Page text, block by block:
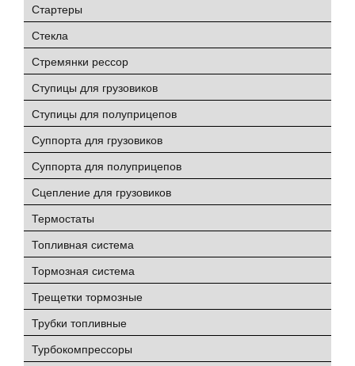
Стартеры
Стекла
Стремянки рессор
Ступицы для грузовиков
Ступицы для полуприцепов
Суппорта для грузовиков
Суппорта для полуприцепов
Сцепление для грузовиков
Термостаты
Топливная система
Тормозная система
Трещетки тормозные
Трубки топливные
Турбокомпрессоры